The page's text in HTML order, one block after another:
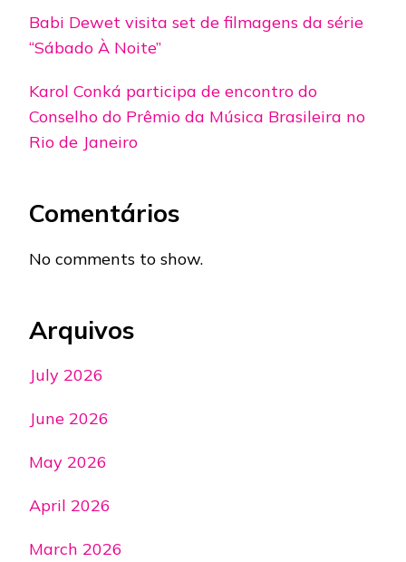
Babi Dewet visita set de filmagens da série
“Sábado À Noite”
Karol Conká participa de encontro do
Conselho do Prêmio da Música Brasileira no
Rio de Janeiro
Comentários
No comments to show.
Arquivos
July 2026
June 2026
May 2026
April 2026
March 2026